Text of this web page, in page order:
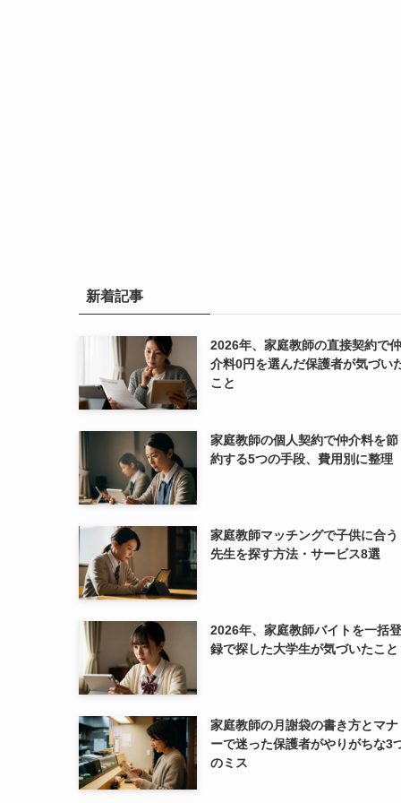
新着記事
2026年、家庭教師の直接契約で
介料0円を選んだ保護者が気づい
こと
家庭教師の個人契約で仲介料を節
約する5つの手段、費用別に整理
家庭教師マッチングで子供に合う
先生を探す方法・サービス8選
2026年、家庭教師バイトを一括
録で探した大学生が気づいたこと
家庭教師の月謝袋の書き方とマナ
ーで迷った保護者がやりがちな3
のミス